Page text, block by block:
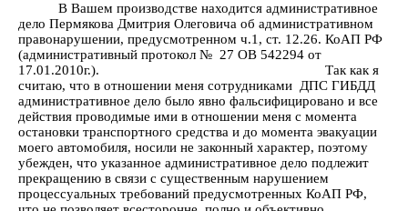
В Вашем производстве находится административное
дело Пермякова Дмитрия Олеговича об административном
правонарушении, предусмотренном ч.1, ст. 12.26. КоАП РФ
(административный протокол № 27 ОВ 542294 от
17.01.2010г.). Так как я
считаю, что в отношении меня сотрудниками ДПС ГИБДД
административное дело было явно фальсифицировано и все
действия проводимые ими в отношении меня с момента
остановки транспортного средства и до момента эвакуации
моего автомобиля, носили не законный характер, поэтому
убежден, что указанное административное дело подлежит
прекращению в связи с существенным нарушением
процессуальных требований предусмотренных КоАП РФ,